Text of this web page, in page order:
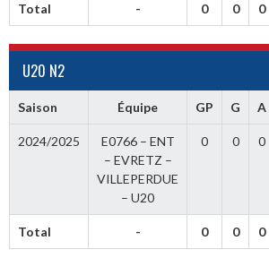
Total - 0 0 0
U20 N2
Saison Équipe GP G A
2024/2025
E0766 – ENT
– EVRETZ –
VILLEPERDUE
– U20
0 0 0
Total - 0 0 0